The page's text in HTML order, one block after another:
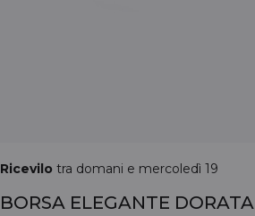
Ricevilo tra domani e mercoledì 19
BORSA ELEGANTE DORATA